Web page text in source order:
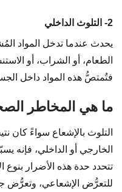
2- التلوث الداخلي
يحدث عندما تدخل المواد
الطعام، أو الشراب، أو
فتُمتصُّ هذه المواد داخل
ما هي المخاطر
التلوث بالإشعاع سواءً كان
الخارجي أو الداخلي، فإنه
تتحدد حدة هذه الأضرار بنوع
للتعرُّض الإشعاعي، وتعرُّض